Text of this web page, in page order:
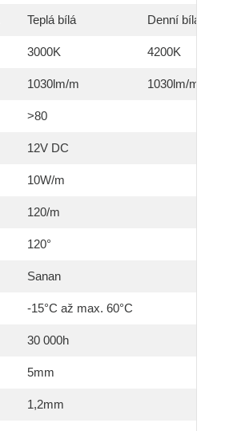
Teplá bílá Denní bílá
3000K 4200K
1030lm/m 1030lm/m
>80
12V DC
10W/m
120/m
120°
Sanan
-15°C až max. 60°C
30 000h
5mm
1,2mm